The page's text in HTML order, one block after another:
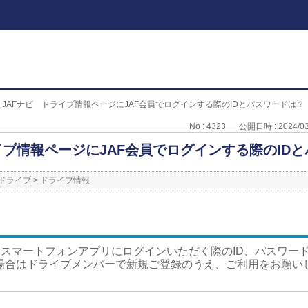
JAFナビ ドライブ情報ページにJAF会員でログインする際のIDとパスワードは？
No : 4323 公開日時 : 2024/
情報ページにJAF会員でログインする際のIDと
ドライブ > ドライブ情報
マートフォンアプリにログインいただく際のID、パスワー
はドライブメンバーで新規ご登録のうえ、ご利用をお願い